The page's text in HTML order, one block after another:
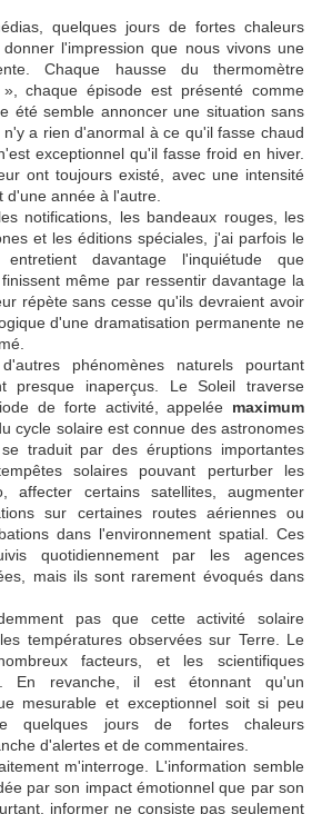
quelques jours de fortes chaleurs
l'impression que nous vivons une
Chaque hausse du thermomètre
chaque épisode est présenté comme
été semble annoncer une situation sans
a rien d'anormal à ce qu'il fasse chaud
exceptionnel qu'il fasse froid en hiver.
ont toujours existé, avec une intensité
année à l'autre.
notifications, les bandeaux rouges, les
et les éditions spéciales, j'ai parfois le
davantage l'inquiétude que
même par ressentir davantage la
répète sans cesse qu'ils devraient avoir
d'une dramatisation permanente ne
phénomènes naturels pourtant
presque inaperçus. Le Soleil traverse
de forte activité, appelée maximum
cycle solaire est connue des astronomes
traduit par des éruptions importantes
solaires pouvant perturber les
affecter certains satellites, augmenter
sur certaines routes aériennes ou
dans l'environnement spatial. Ces
quotidiennement par les agences
mais ils sont rarement évoqués dans
pas que cette activité solaire
températures observées sur Terre. Le
facteurs, et les scientifiques
En revanche, il est étonnant qu'un
mesurable et exceptionnel soit si peu
quelques jours de fortes chaleurs
d'alertes et de commentaires.
m'interroge. L'information semble
par son impact émotionnel que par son
informer ne consiste pas seulement